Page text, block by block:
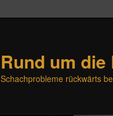
Rund um
Schachprobleme rückwärts